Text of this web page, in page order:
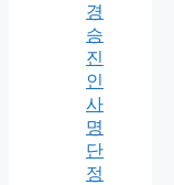
경
승
진
인
사
명
단
정